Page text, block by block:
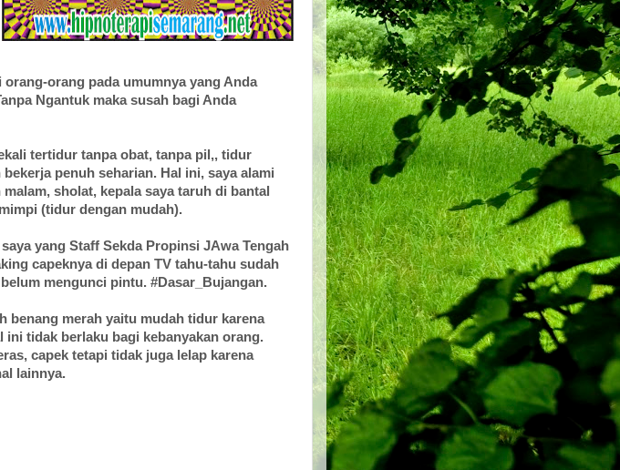
orang pada umumnya yang Anda
Ngantuk maka susah bagi Anda
tertidur tanpa obat, tanpa pil,, tidur
penuh seharian. Hal ini, saya alami
sholat, kepala saya taruh di bantal
(tidur dengan mudah).
yang Staff Sekda Propinsi JAwa Tengah
capeknya di depan TV tahu-tahu sudah
mengunci pintu. #Dasar_Bujangan.
benang merah yaitu mudah tidur karena
ini tidak berlaku bagi kebanyakan orang.
capek tetapi tidak juga lelap karena
lainnya.